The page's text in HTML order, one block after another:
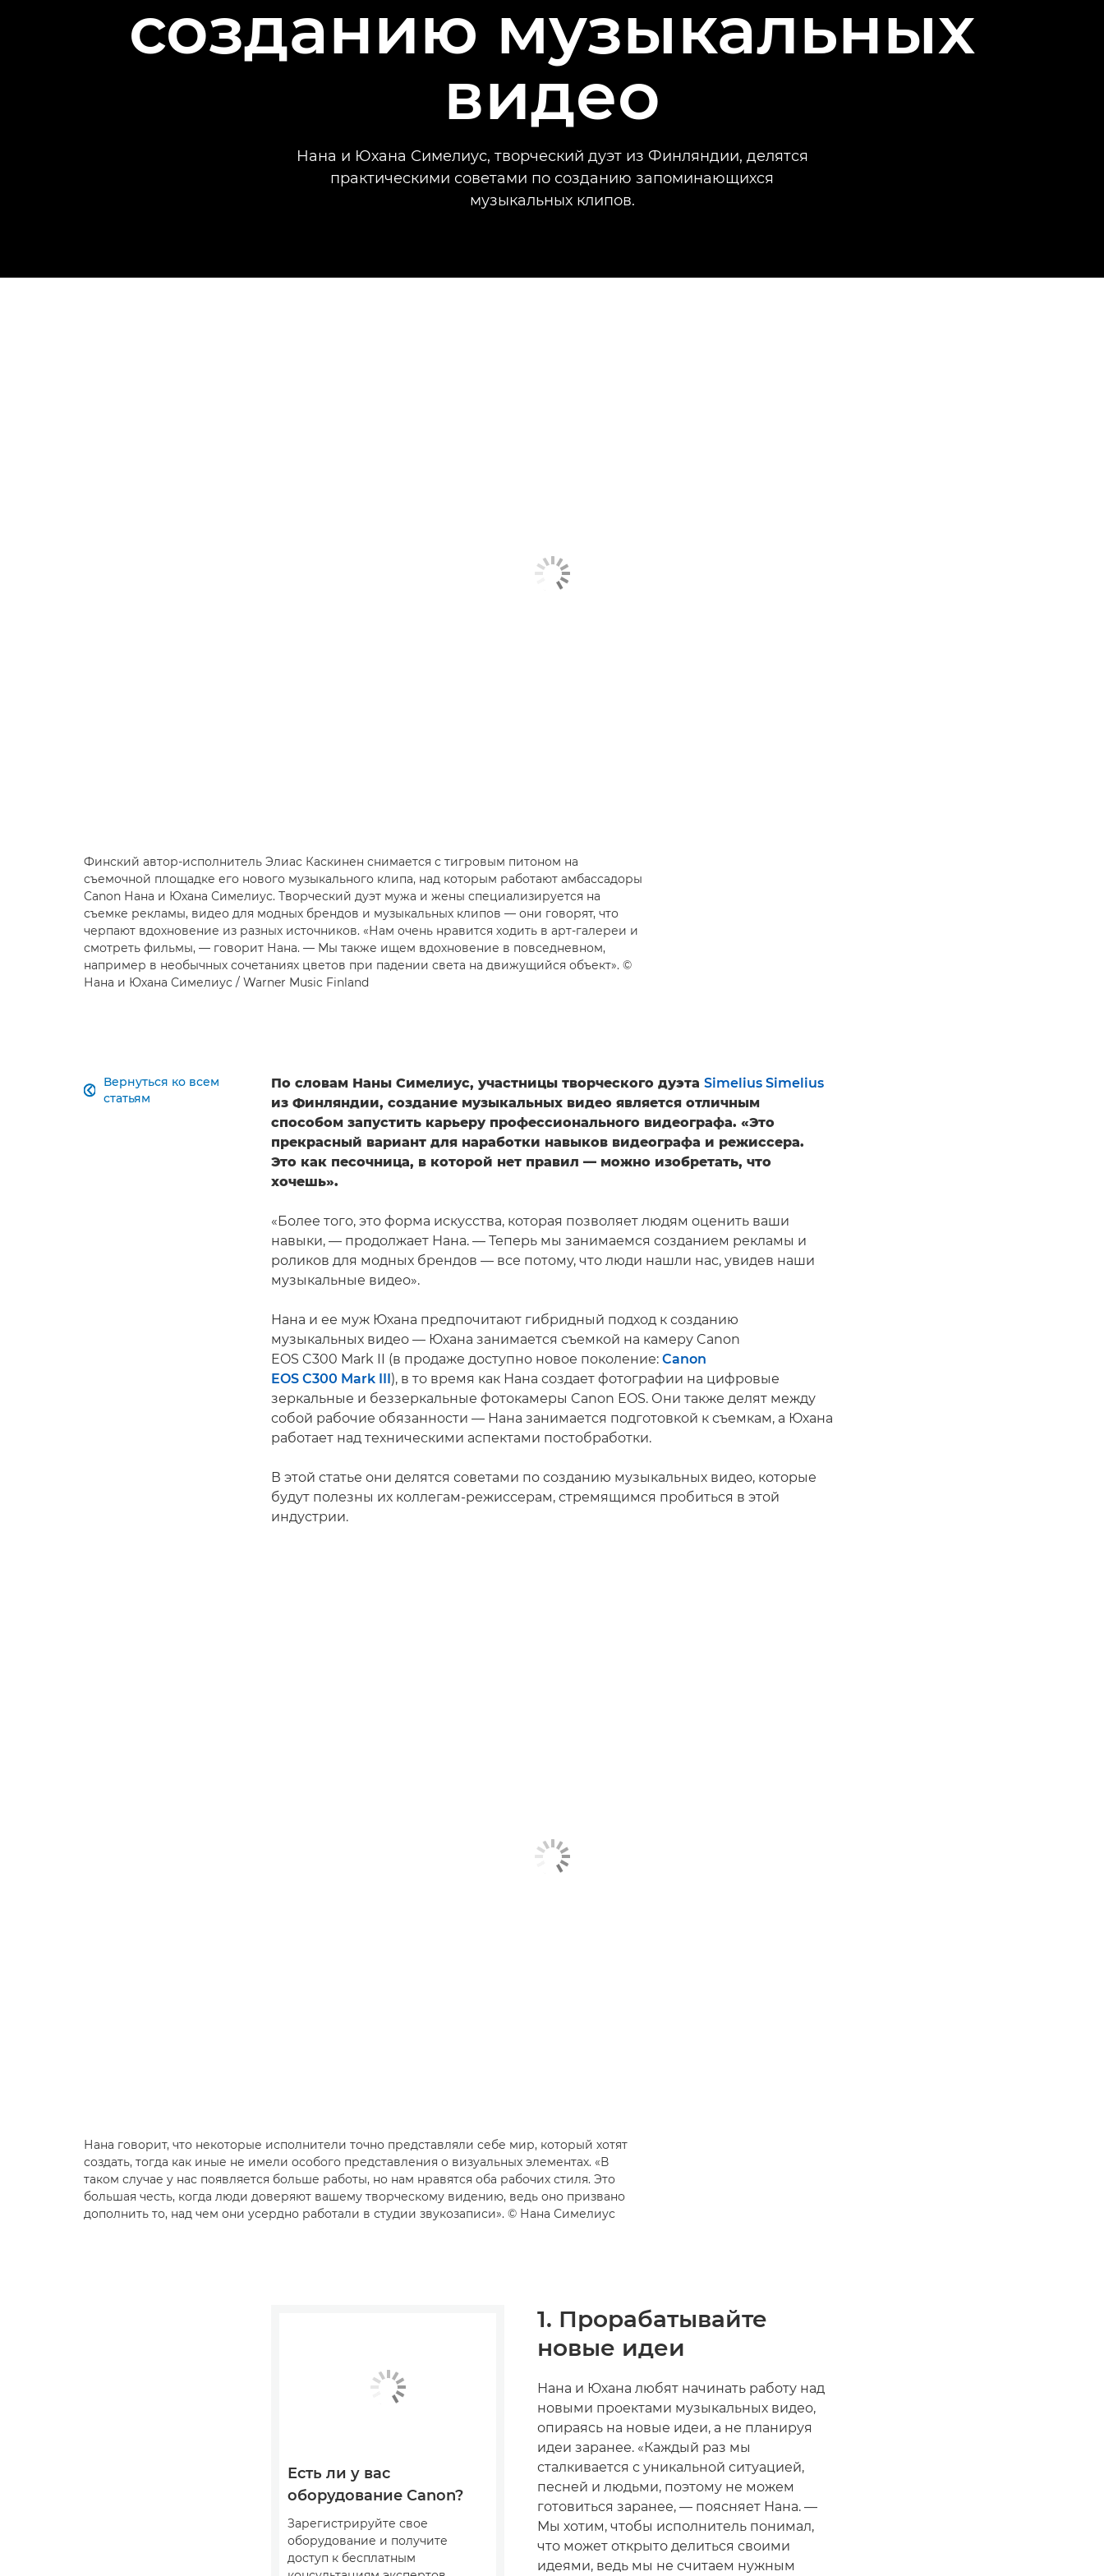
созданию музыкальных
видео
Нана и Юхана Симелиус, творческий дуэт из Финляндии, делятся
практическими советами по созданию запоминающихся
музыкальных клипов.
Финский автор-исполнитель Элиас Каскинен снимается с тигровым питоном на
съемочной площадке его нового музыкального клипа, над которым работают амбассадоры
Canon Нана и Юхана Симелиус. Творческий дуэт мужа и жены специализируется на
съемке рекламы, видео для модных брендов и музыкальных клипов — они говорят, что
черпают вдохновение из разных источников. «Нам очень нравится ходить в арт-галереи и
смотреть фильмы, — говорит Нана. — Мы также ищем вдохновение в повседневном,
например в необычных сочетаниях цветов при падении света на движущийся объект». ©
Нана и Юхана Симелиус / Warner Music Finland
Вернуться ко всем
статьям
 По словам Наны Симелиус, участницы творческого дуэта Simelius Simelius
из Финляндии, создание музыкальных видео является отличным
способом запустить карьеру профессионального видеографа. «Это
прекрасный вариант для наработки навыков видеографа и режиссера.
Это как песочница, в которой нет правил — можно изобретать, что
хочешь».
«Более того, это форма искусства, которая позволяет людям оценить ваши
навыки, — продолжает Нана. — Теперь мы занимаемся созданием рекламы и
роликов для модных брендов — все потому, что люди нашли нас, увидев наши
музыкальные видео».
Нана и ее муж Юхана предпочитают гибридный подход к созданию
музыкальных видео — Юхана занимается съемкой на камеру Canon
EOS C300 Mark II (в продаже доступно новое поколение: Canon
EOS C300 Mark III ), в то время как Нана создает фотографии на цифровые
зеркальные и беззеркальные фотокамеры Canon EOS. Они также делят между
собой рабочие обязанности — Нана занимается подготовкой к съемкам, а Юхана
работает над техническими аспектами постобработки.
В этой статье они делятся советами по созданию музыкальных видео, которые
будут полезны их коллегам-режиссерам, стремящимся пробиться в этой
индустрии.
Нана говорит, что некоторые исполнители точно представляли себе мир, который хотят
создать, тогда как иные не имели особого представления о визуальных элементах. «В
таком случае у нас появляется больше работы, но нам нравятся оба рабочих стиля. Это
большая честь, когда люди доверяют вашему творческому видению, ведь оно призвано
дополнить то, над чем они усердно работали в студии звукозаписи». © Нана Симелиус
1. Прорабатывайте
новые идеи
Нана и Юхана любят начинать работу над
новыми проектами музыкальных видео,
опираясь на новые идеи, а не планируя
идеи заранее. «Каждый раз мы
сталкивается с уникальной ситуацией,
песней и людьми, поэтому не можем
готовиться заранее, — поясняет Нана. —
Мы хотим, чтобы исполнитель понимал,
что может открыто делиться своими
идеями, ведь мы не считаем нужным
Есть ли у вас
оборудование Canon?
Зарегистрируйте свое
оборудование и получите
доступ к бесплатным